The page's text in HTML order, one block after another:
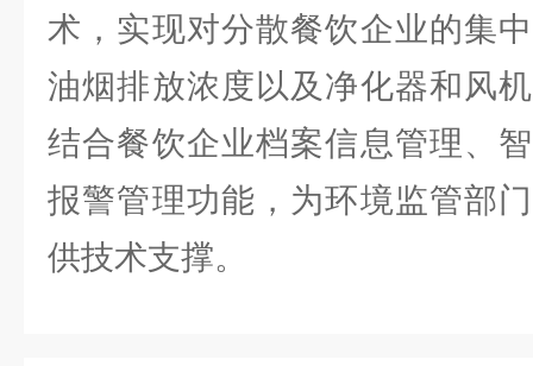
术，实现对分散餐饮企业的集
油烟排放浓度以及净化器和风
结合餐饮企业档案信息管理、
报警管理功能，为环境监管部
供技术支撑。